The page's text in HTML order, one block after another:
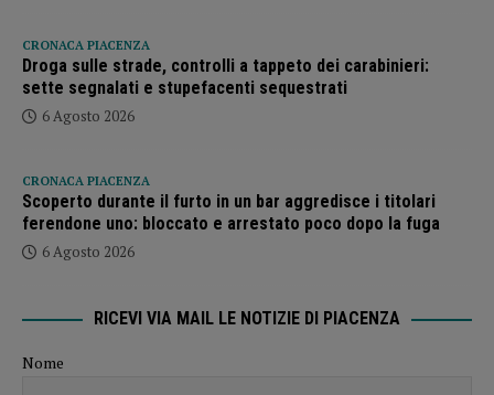
CRONACA PIACENZA
Droga sulle strade, controlli a tappeto dei carabinieri:
sette segnalati e stupefacenti sequestrati
6 Agosto 2026
CRONACA PIACENZA
Scoperto durante il furto in un bar aggredisce i titolari
ferendone uno: bloccato e arrestato poco dopo la fuga
6 Agosto 2026
RICEVI VIA MAIL LE NOTIZIE DI PIACENZA
Nome